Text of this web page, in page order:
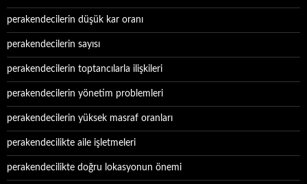
perakendecilerin düşük kar oranı
perakendecilerin sayısı
perakendecilerin toptancılarla ilişkileri
perakendecilerin yönetim problemleri
perakendecilerin yüksek masraf oranları
perakendecilikte aile işletmeleri
perakendecilikte doğru lokasyonun önemi